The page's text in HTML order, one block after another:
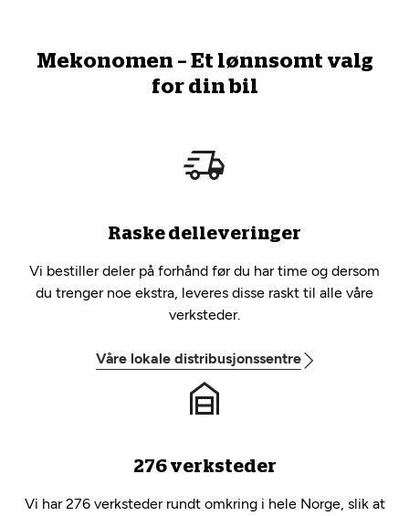
Mekonomen – Et lønnsomt valg
for din bil
Raske delleveringer
Vi bestiller deler på forhånd før du har time og dersom
du trenger noe ekstra, leveres disse raskt til alle våre
verksteder.
Våre lokale distribusjonssentre
276 verksteder
Vi har 276 verksteder rundt omkring i hele Norge, slik at